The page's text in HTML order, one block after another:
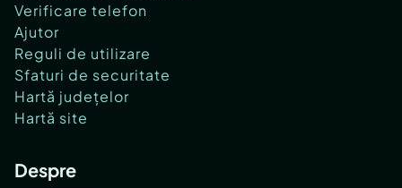
Verificare telefon
Ajutor
Reguli de utilizare
Sfaturi de securitate
Hartă județelor
Hartă site
Despre